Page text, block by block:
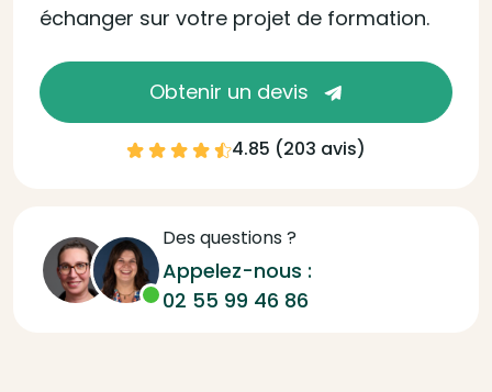
échanger sur votre projet de formation.
Obtenir un devis
4.85 (203 avis)
Des questions ?
Appelez-nous :
02 55 99 46 86